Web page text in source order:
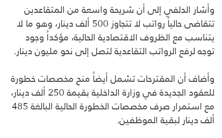
وأشار الدلفي إلى أن شريحة واسعة من المتقاعدين
تتقاضى حالياً رواتب لا تتجاوز 500 ألف دينار، وهو ما لا
يتناسب مع الظروف الاقتصادية الحالية، مؤكداً وجود
توجه لرفع الرواتب التقاعدية لتصل إلى نحو مليون دينار.
وأضاف أن المقترحات تشمل أيضاً منح مخصصات خطورة
للعقود الجديدة في وزارة الداخلية بقيمة 250 ألف دينار،
مع استمرار صرف مخصصات الخطورة الحالية البالغة 485
ألف دينار لبقية الموظفين.